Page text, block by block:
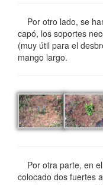
Por otro lado, se
capó, los soportes
(muy útil para el
mango largo.
Por otra parte, en
colocado dos fuertes